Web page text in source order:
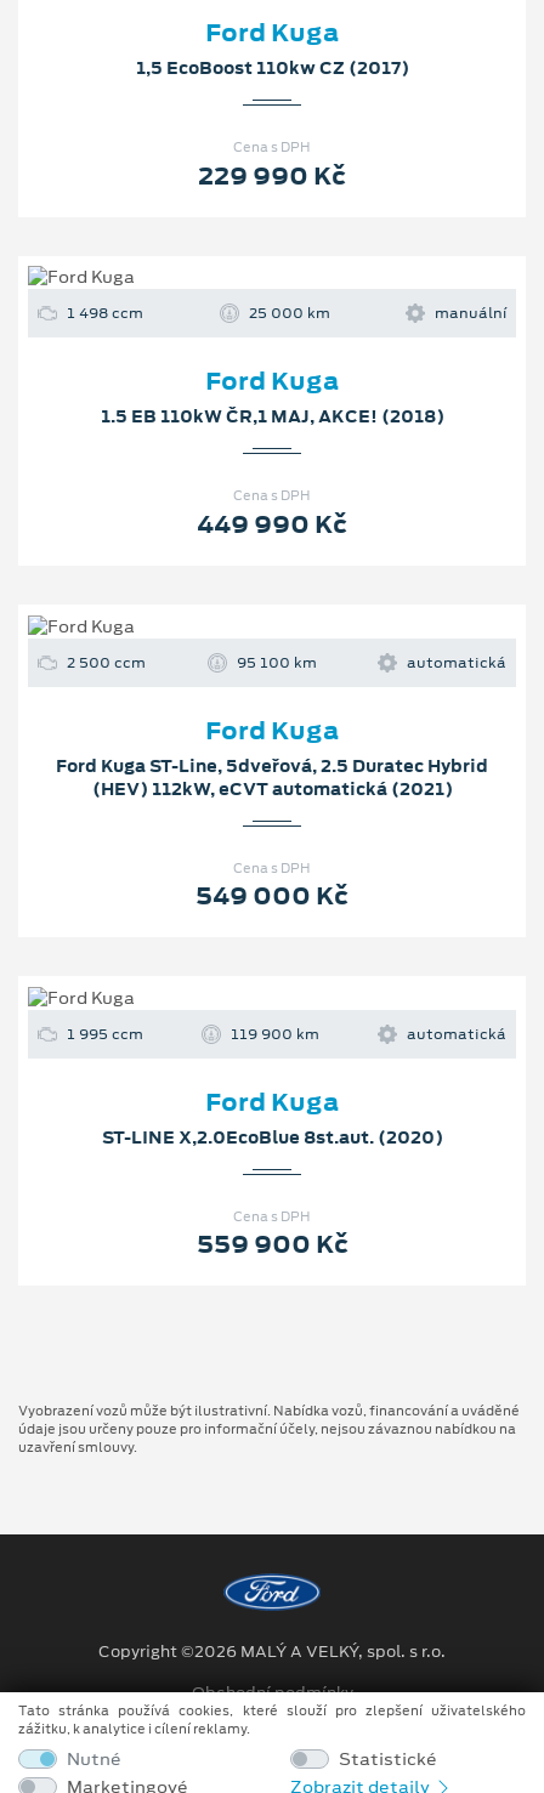
Ford Kuga
1,5 EcoBoost 110kw CZ (2017)
Cena s DPH
229 990 Kč
1 498 ccm 25 000 km manuální
Ford Kuga
1.5 EB 110kW ČR,1 MAJ, AKCE! (2018)
Cena s DPH
449 990 Kč
2 500 ccm 95 100 km automatická
Ford Kuga
Ford Kuga ST-Line, 5dveřová, 2.5 Duratec Hybrid
(HEV) 112kW, eCVT automatická (2021)
Cena s DPH
549 000 Kč
1 995 ccm 119 900 km automatická
Ford Kuga
ST-LINE X,2.0EcoBlue 8st.aut. (2020)
Cena s DPH
559 900 Kč
Vyobrazení vozů může být ilustrativní. Nabídka vozů, financování a uváděné
údaje jsou určeny pouze pro informační účely, nejsou závaznou nabídkou na
uzavření smlouvy.
Copyright ©2026 MALÝ A VELKÝ, spol. s r.o.
Obchodní podmínky
Ochrana osobních údajů
Prohlášení o zpracování údajů konečných zákazníků
Tato stránka používá cookies, které slouží pro zlepšení uživatelského
zážitku, k analytice i cílení reklamy.
Nutné
Statistické
Marketingové
Zobrazit detaily